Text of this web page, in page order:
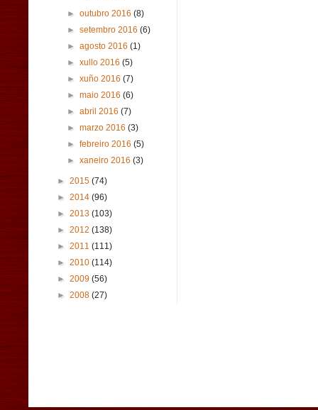
►outubro 2016(8)
►setembro 2016(6)
►agosto 2016(1)
►xullo 2016(5)
►xuño 2016(7)
►maio 2016(6)
►abril 2016(7)
►marzo 2016(3)
►febreiro 2016(5)
►xaneiro 2016(3)
► 2015 (74)
► 2014 (96)
► 2013 (103)
► 2012 (138)
► 2011 (111)
► 2010 (114)
► 2009 (56)
► 2008 (27)